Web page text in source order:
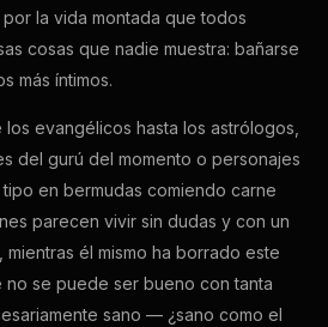
la vida montada que todos
cosas que nadie muestra: bañarse
más íntimos.
evangélicos hasta los astrólogos,
del gurú del momento o personajes
en bermudas comiendo carne
parecen vivir sin dudas y con un
él mismo ha borrado este
se puede ser bueno con tanta
sano — ¿sano como el